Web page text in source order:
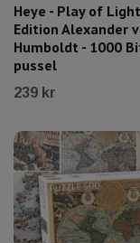
Heye - Play of
Edition Alexander
Humboldt - 1000
pussel
239 kr